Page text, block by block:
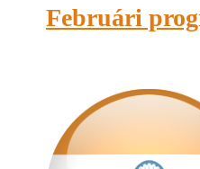
Februári